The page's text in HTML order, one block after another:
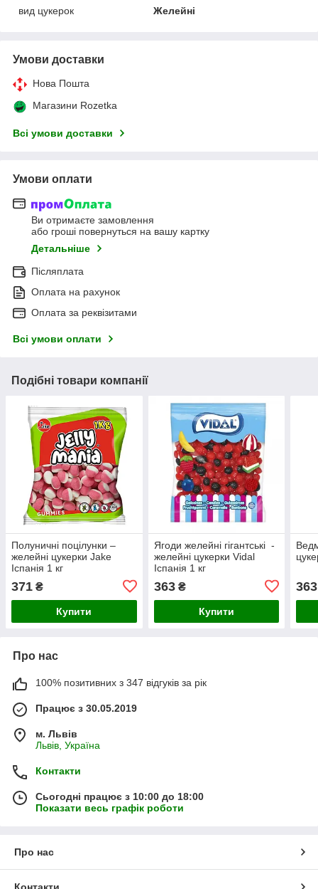
вид цукерок
Желейні
Умови доставки
Нова Пошта
Магазини Rozetka
Всі умови доставки
Умови оплати
Ви отримаєте замовлення
або гроші повернуться на вашу картку
Детальніше
Післяплата
Оплата на рахунок
Оплата за реквізитами
Всі умови оплати
Подібні товари компанії
Полуничні поцілунки –
желейні цукерки Jake
Іспанія 1 кг
371 ₴
Купити
Ягоди желейні гігантські -
желейні цукерки Vidal
Іспанія 1 кг
363₴
Купити
363
Про нас
100% позитивних з 347 відгуків за рік
Працює з 30.05.2019
м. Львів
Львів, Україна
Контакти
Сьогодні працює з 10:00 до 18:00
Показати весь графік роботи
Про нас